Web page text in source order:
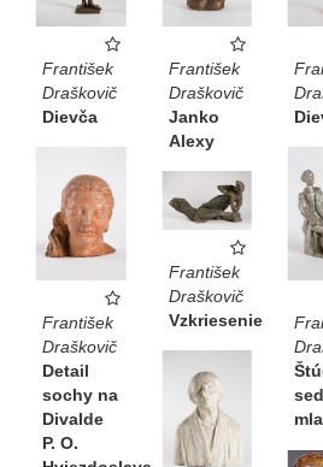
František
Draškovič
Dievča
František
Draškovič
Janko
Alexy
František
Draškovič
Detail
sochy na
Divalde
P. O.
František
Draškovič
Vzkriesenie